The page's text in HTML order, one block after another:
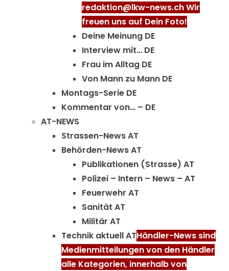
redaktion@lkw-news.ch Wir
freuen uns auf Dein Foto!
Deine Meinung DE
Interview mit… DE
Frau im Alltag DE
Von Mann zu Mann DE
Montags-Serie DE
Kommentar von… – DE
AT-NEWS
Strassen-News AT
Behörden-News AT
Publikationen (Strasse) AT
Polizei – Intern – News – AT
Feuerwehr AT
Sanität AT
Militär AT
Technik aktuell ATHändler-News sind
Medienmitteilungen von den Händler
alle Kategorien, innerhalb von